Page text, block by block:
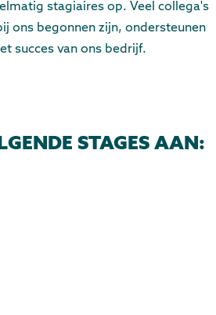
stagiaires op. Veel collega's
ons begonnen zijn, ondersteunen
succes van ons bedrijf.
STAGES AAN: